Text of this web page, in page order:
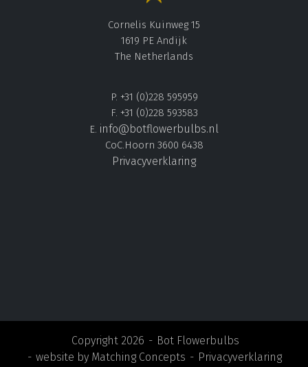
Cornelis Kuinweg 15
1619 PE Andijk
The Netherlands
P. +31 (0)228 595959
F. +31 (0)228 593583
E. info@botflowerbulbs.nl
CoC.Hoorn 3600 6438
Privacyverklaring
Copyright 2026
Bot Flowerbulbs
website by Matching Concepts Privacyverklaring